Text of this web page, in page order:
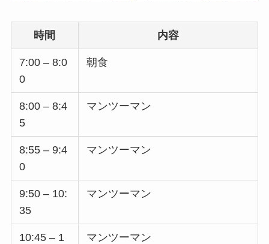
時間 内容
7:00 – 8:0
0
朝食
8:00 – 8:4
5
マンツーマン
8:55 – 9:4
0
マンツーマン
9:50 – 10:
35
マンツーマン
10:45 – 1
マンツーマン